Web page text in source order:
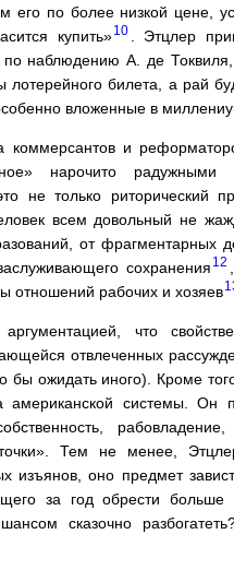
его по более низкой цене,
купить»10
. Этцлер
наблюдению А. де
билета, а рай
вложенные в
и
нарочито
не только риторический
всем довольный не
от фрагментарных
сохранения 12
отношений рабочих и хозяев
что
отвлеченных
бы ожидать иного). Кроме
американской системы.
Тем не менее,
изъянов, оно предмет
за год обрести
сказочно